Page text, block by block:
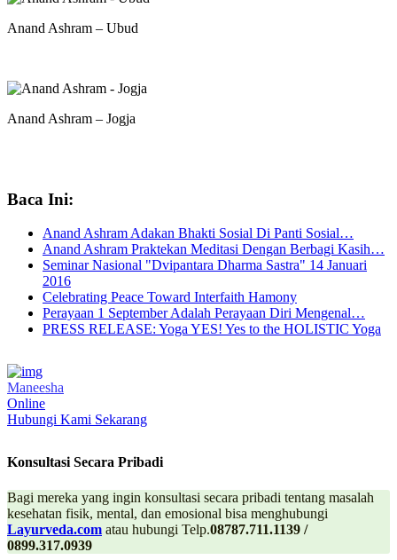
Anand Ashram – Ubud
Anand Ashram – Jogja
Baca Ini:
Anand Ashram Adakan Bhakti Sosial Di Panti Sosial…
Anand Ashram Praktekan Meditasi Dengan Berbagi Kasih…
Seminar Nasional "Dvipantara Dharma Sastra" 14 Januari
2016
Celebrating Peace Toward Interfaith Hamony
Perayaan 1 September Adalah Perayaan Diri Mengenal…
PRESS RELEASE: Yoga YES! Yes to the HOLISTIC Yoga
Maneesha
Online
Hubungi Kami Sekarang
Konsultasi Secara Pribadi
Bagi mereka yang ingin konsultasi secara pribadi tentang masalah
kesehatan fisik, mental, dan emosional bisa menghubungi
Layurveda.com atau hubungi Telp.08787.711.1139 /
0899.317.0939